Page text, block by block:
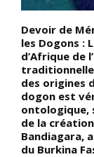
Devoir de
les Dogons :
d’Afrique de
des origines
dogon est
ontologique,
de la
Bandiagara,
du Burkina